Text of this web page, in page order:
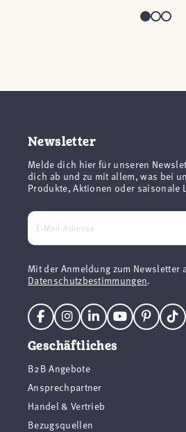
Newsletter
Melde dich hier für unseren
dich ab und zu mit allem, was bei
Produkte, Aktionen oder saisonale
Mit der Anmeldung zum Newsletter
Datenschutzbestimmungen.
Geschäftliches
B2B Angebote
Ansprechpartner
Handel & Vertrieb
Bezugsquellen